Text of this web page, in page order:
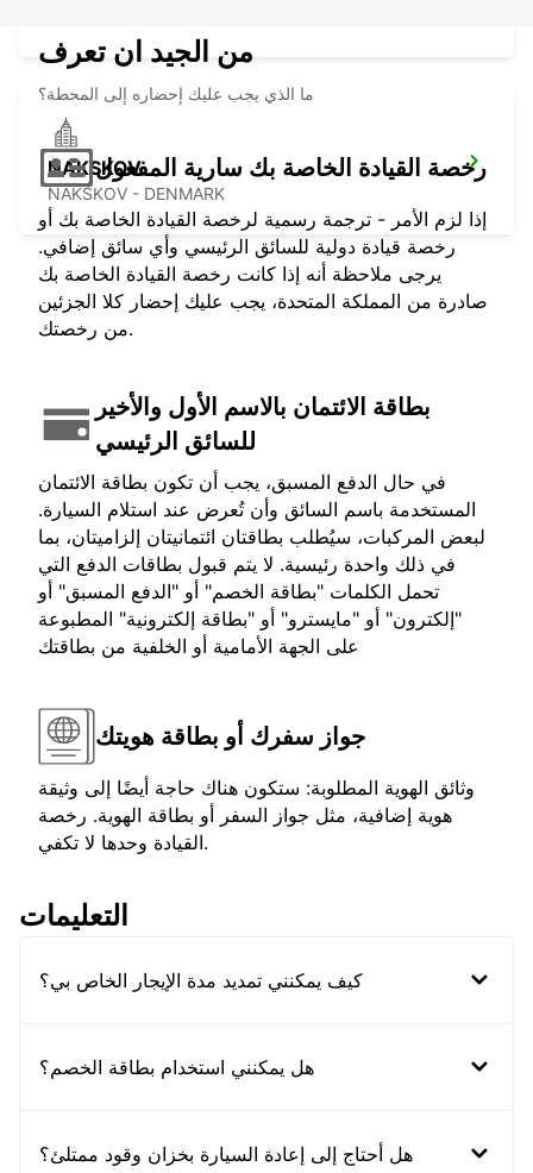
NAKSKOV
NAKSKOV - DENMARK
من الجيد ان تعرف
ما الذي يجب عليك إحضاره إلى المحطة؟
رخصة القيادة الخاصة بك سارية المفعول
إذا لزم الأمر - ترجمة رسمية لرخصة القيادة الخاصة بك أو
رخصة قيادة دولية للسائق الرئيسي وأي سائق إضافي.
يرجى ملاحظة أنه إذا كانت رخصة القيادة الخاصة بك
صادرة من المملكة المتحدة، يجب عليك إحضار كلا الجزئين
من رخصتك.
بطاقة الائتمان بالاسم الأول والأخير
للسائق الرئيسي
في حال الدفع المسبق، يجب أن تكون بطاقة الائتمان
المستخدمة باسم السائق وأن تُعرض عند استلام السيارة.
لبعض المركبات، سيُطلب بطاقتان ائتمانيتان إلزاميتان، بما
في ذلك واحدة رئيسية. لا يتم قبول بطاقات الدفع التي
تحمل الكلمات "بطاقة الخصم" أو "الدفع المسبق" أو
"إلكترون" أو "مايسترو" أو "بطاقة إلكترونية" المطبوعة
على الجهة الأمامية أو الخلفية من بطاقتك
جواز سفرك أو بطاقة هويتك
وثائق الهوية المطلوبة: ستكون هناك حاجة أيضًا إلى وثيقة
هوية إضافية، مثل جواز السفر أو بطاقة الهوية. رخصة
القيادة وحدها لا تكفي.
التعليمات
كيف يمكنني تمديد مدة الإيجار الخاص بي؟
هل يمكنني استخدام بطاقة الخصم؟
هل أحتاج إلى إعادة السيارة بخزان وقود ممتلئ؟